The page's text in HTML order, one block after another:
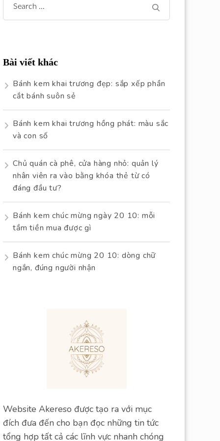
Search
for:
Bài viết khác
Bánh kem khai trương đẹp: sắp xếp phần
cắt bánh suôn sẻ
Bánh kem khai trương hồng phát: màu sắc
và con số
Chủ quán cà phê, cửa hàng nhỏ: quản lý
nhân viên ra vào bằng khóa thẻ từ có
đáng đầu tư?
Bánh kem chúc mừng ngày 20 10: mỗi
tầm tiền mua được gì
Bánh kem chúc mừng 20 10: dòng chữ
ngắn, đúng người nhận
Website Akereso được tạo ra với mục
đích đưa đến cho bạn đọc những tin tức
tổng hợp tất cả các lĩnh vực nhanh chóng